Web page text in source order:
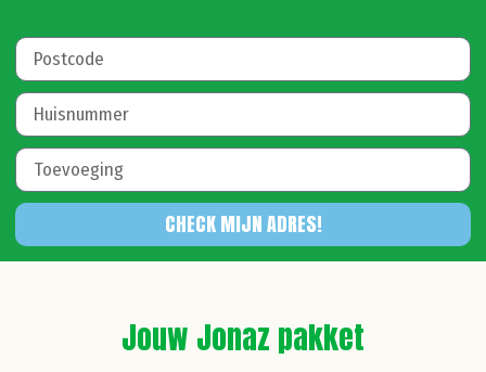
CHECK MIJN ADRES!
Jouw Jonaz pakket